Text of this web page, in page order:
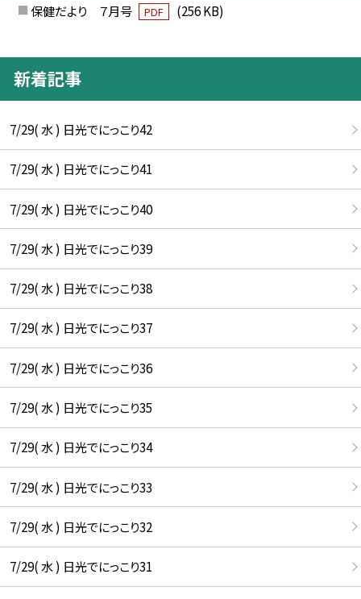
保健だより ７月号 PDF (256 KB)
新着記事
7/29( 水 ) 日光でにっこり42
7/29( 水 ) 日光でにっこり41
7/29( 水 ) 日光でにっこり40
7/29( 水 ) 日光でにっこり39
7/29( 水 ) 日光でにっこり38
7/29( 水 ) 日光でにっこり37
7/29( 水 ) 日光でにっこり36
7/29( 水 ) 日光でにっこり35
7/29( 水 ) 日光でにっこり34
7/29( 水 ) 日光でにっこり33
7/29( 水 ) 日光でにっこり32
7/29( 水 ) 日光でにっこり31